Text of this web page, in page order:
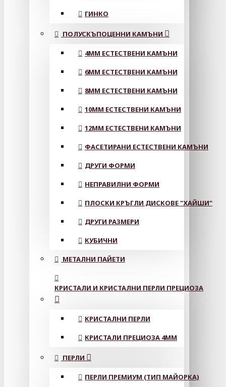
ГИНКО
ПОЛУСКЪПОЦЕННИ КАМЪНИ
4MM ЕСТЕСТВЕНИ КАМЪНИ
6MM ЕСТЕСТВЕНИ КАМЪНИ
8MM ЕСТЕСТВЕНИ КАМЪНИ
10MM ЕСТЕСТВЕНИ КАМЪНИ
12MM ЕСТЕСТВЕНИ КАМЪНИ
ФАСЕТИРАНИ ЕСТЕСТВЕНИ КАМЪНИ
ДРУГИ ФОРМИ
НЕПРАВИЛНИ ФОРМИ
ПЛОСКИ КРЪГЛИ ДИСКОВЕ "ХАЙШИ"
ДРУГИ РАЗМЕРИ
КУБИЧНИ
МЕТАЛНИ ПАЙЕТИ
КРИСТАЛИ И КРИСТАЛНИ ПЕРЛИ ПРЕЦИОЗА
КРИСТАЛНИ ПЕРЛИ
КРИСТАЛИ ПРЕЦИОЗА 4ММ
ПЕРЛИ
ПЕРЛИ ПРЕМИУМ (ТИП МАЙОРКА)